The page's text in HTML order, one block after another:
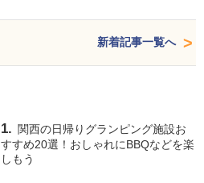
新着記事一覧へ
関西の日帰りグランピング施設お
すすめ20選！おしゃれにBBQなどを楽
しもう